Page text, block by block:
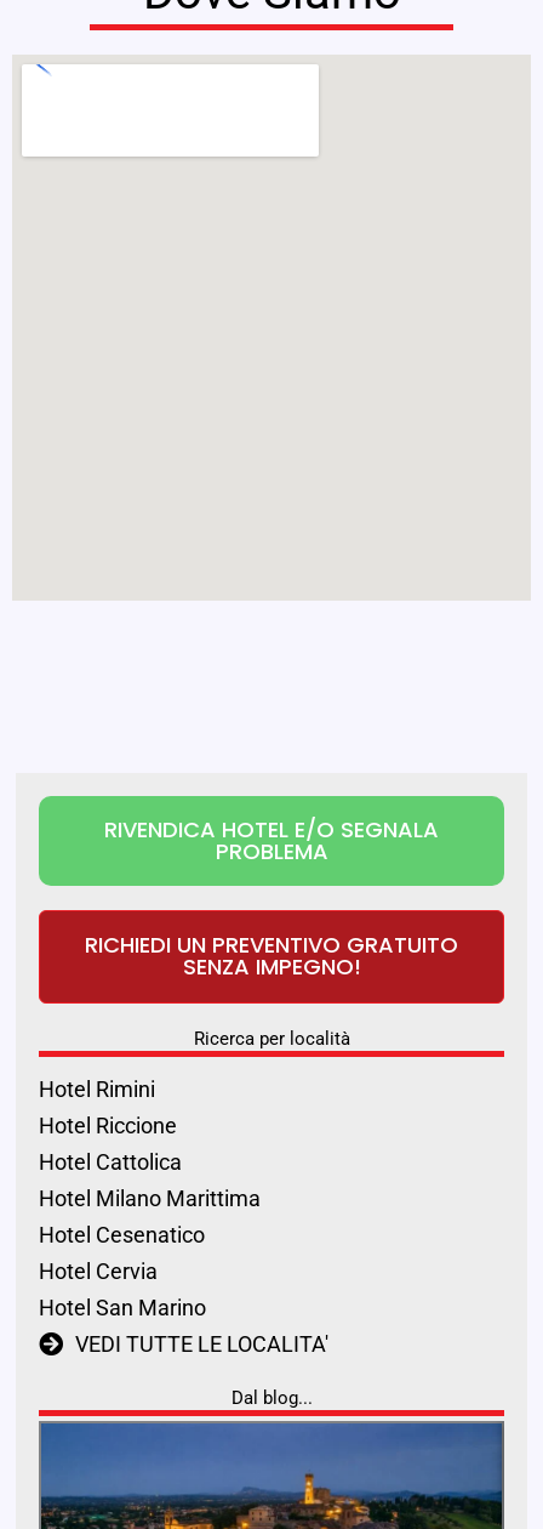
RIVENDICA HOTEL E/O SEGNALA
PROBLEMA
RICHIEDI UN PREVENTIVO GRATUITO
SENZA IMPEGNO!
Ricerca per località
Hotel Rimini
Hotel Riccione
Hotel Cattolica
Hotel Milano Marittima
Hotel Cesenatico
Hotel Cervia
Hotel San Marino
VEDI TUTTE LE LOCALITA'
Dal blog...